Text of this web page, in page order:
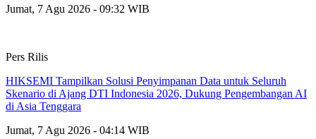
Jumat, 7 Agu 2026 - 09:32 WIB
Pers Rilis
HIKSEMI Tampilkan Solusi Penyimpanan Data untuk Seluruh
Skenario di Ajang DTI Indonesia 2026, Dukung Pengembangan AI
di Asia Tenggara
Jumat, 7 Agu 2026 - 04:14 WIB